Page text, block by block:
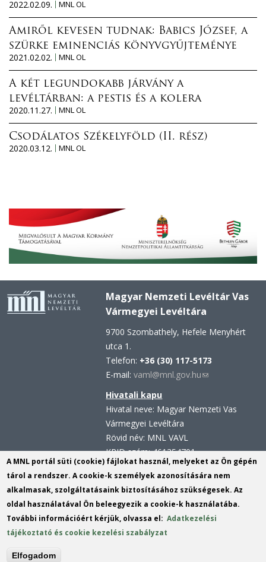
2022.02.09.
MNL OL
Amiről kevesen tudnak: Babics József, a
szürke eminenciás könyvgyűjteménye
2021.02.02.
MNL OL
A két legundokabb járvány a
levéltárban: a pestis és a kolera
2020.11.27.
MNL OL
Csodálatos Székelyföld (II. rész)
2020.03.12.
MNL OL
Magyar Nemzeti Levéltár Vas
Vármegyei Levéltára
9700 Szombathely, Hefele Menyhért
utca 1.
Telefon: +36 (30) 117-5173
E-mail:vaml@mnl.gov.hu(link
Hivatali kapu
Hivatal neve: Magyar Nemzeti Vas
Vármegyei Levéltára
Rövid név: MNL VAVL
KRID szám: 461354701
Hivatali kapu - Központi
Érkeztetési Rendszer (KÉR)
Hivatal neve: Magyar Nemzeti Levéltár
Rövid név: MNL VAVL
KRID szám: 113809158
A MNL portál süti (cookie) fájlokat használ, melyeket az Ön gépén
tárol a rendszer. A cookie-k személyek azonosítására nem
alkalmasak, szolgáltatásaink biztosításához szükségesek. Az
oldal használatával Ön beleegyezik a cookie-k használatába.
További információért kérjük, olvassa el:Adatkezelési
tájékoztató és cookie kezelési szabályzat
Elfogadom